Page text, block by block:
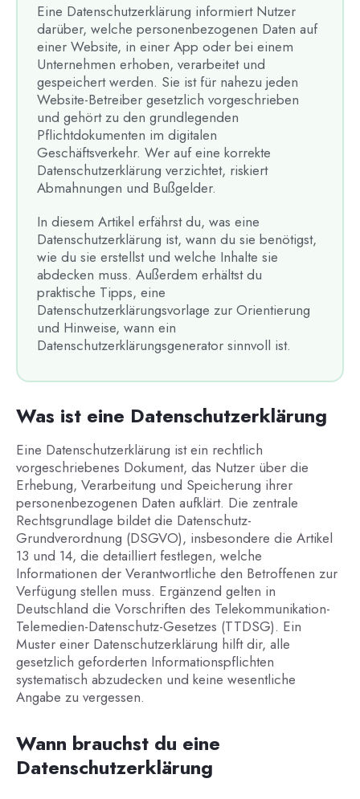
Eine Datenschutzerklärung informiert Nutzer
darüber, welche personenbezogenen Daten auf
einer Website, in einer App oder bei einem
Unternehmen erhoben, verarbeitet und
gespeichert werden. Sie ist für nahezu jeden
Website-Betreiber gesetzlich vorgeschrieben
und gehört zu den grundlegenden
Pflichtdokumenten im digitalen
Geschäftsverkehr. Wer auf eine korrekte
Datenschutzerklärung verzichtet, riskiert
Abmahnungen und Bußgelder.
In diesem Artikel erfährst du, was eine
Datenschutzerklärung ist, wann du sie benötigst,
wie du sie erstellst und welche Inhalte sie
abdecken muss. Außerdem erhältst du
praktische Tipps, eine
Datenschutzerklärungsvorlage zur Orientierung
und Hinweise, wann ein
Datenschutzerklärungsgenerator sinnvoll ist.
Was ist eine Datenschutzerklärung
Eine Datenschutzerklärung ist ein rechtlich
vorgeschriebenes Dokument, das Nutzer über die
Erhebung, Verarbeitung und Speicherung ihrer
personenbezogenen Daten aufklärt. Die zentrale
Rechtsgrundlage bildet die Datenschutz-
Grundverordnung (DSGVO), insbesondere die Artikel
13 und 14, die detailliert festlegen, welche
Informationen der Verantwortliche den Betroffenen zur
Verfügung stellen muss. Ergänzend gelten in
Deutschland die Vorschriften des Telekommunikation-
Telemedien-Datenschutz-Gesetzes (TTDSG). Ein
Muster einer Datenschutzerklärung hilft dir, alle
gesetzlich geforderten Informationspflichten
systematisch abzudecken und keine wesentliche
Angabe zu vergessen.
Wann brauchst du eine
Datenschutzerklärung